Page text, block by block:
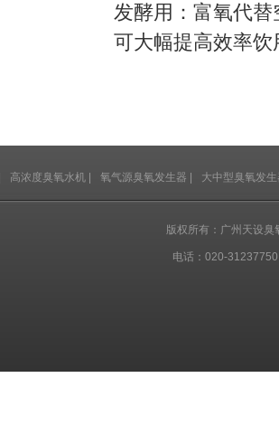
发酵用：富氧代
可大幅提高效率
高浓度臭氧水机 氧气源臭氧发生器 大中型臭氧发
版权所有：广州天设
电话：020-